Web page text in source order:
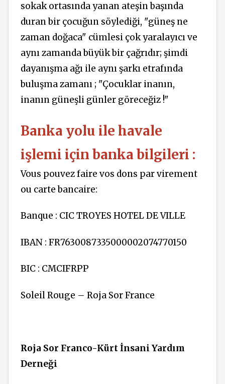
sokak ortasında yanan ateşin başında
duran bir çocuğun söylediği, "güneş ne
zaman doğaca" cümlesi çok yaralayıcı ve
aynı zamanda büyük bir çağrıdır; şimdi
dayanışma ağı ile aynı şarkı etrafında
buluşma zamanı ; "Çocuklar inanın,
inanın güneşli günler göreceğiz !"
Banka yolu ile havale
işlemi için banka bilgileri :
Vous pouvez faire vos dons par virement
ou carte bancaire:
Banque : CIC TROYES HOTEL DE VILLE
IBAN : FR7630087335000002074770150
BIC : CMCIFRPP
Soleil Rouge – Roja Sor France
Roja Sor Franco-Kürt İnsani Yardım
Derneği